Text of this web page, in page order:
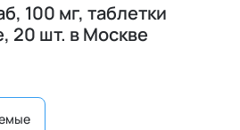
100 мг, таблетки
20 шт. в Москве